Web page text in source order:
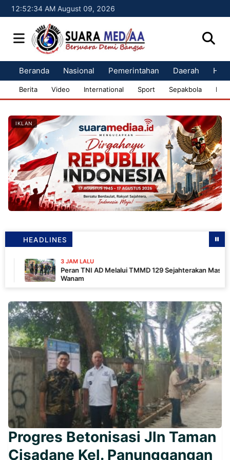
12:52:35 AM August 09, 2026
Beranda Nasional Pemerintahan Daerah
Berita Video International Sport Sepakbola
IKLAN
HEADLINES
3 JAM LALU
Peran TNI AD Melalui TMMD 129 Sejahterakan Masyarakat
Wanam
Progres Betonisasi Jln Taman
Cisadane Kel. Panunggangan